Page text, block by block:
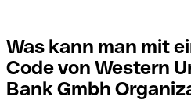
Was kann man mit
Code von Western
Bank Gmbh